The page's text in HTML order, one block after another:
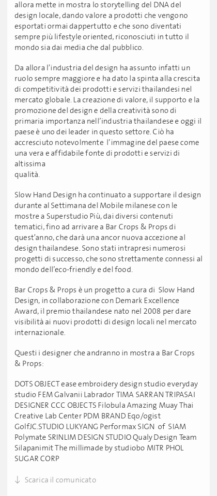
allora mette in mostra lo storytelling del DNA del
design locale, dando valore a prodotti che vengono
esportati ormai dappertutto e che sono diventati
sempre più lifestyle oriented, riconosciuti in tutto il
mondo sia dai media che dal pubblico.
Da allora l’industria del design ha assunto infatti un
ruolo sempre maggiore e ha dato la spinta alla crescita
di competitività dei prodotti e servizi thailandesi nel
mercato globale. La creazione di valore, il supporto e la
promozione del design e della creatività sono di
primaria importanza nell’industria thailandese e oggi il
paese è uno dei leader in questo settore. Ciò ha
accresciuto notevolmente l’immagine del paese come
una vera e affidabile fonte di prodotti e servizi di
altissima
qualità.
Slow Hand Design ha continuato a supportare il design
durante al Settimana del Mobile milanese con le
mostre a Superstudio Più, dai diversi contenuti
tematici, fino ad arrivare a Bar Crops & Props di
quest’anno, che darà una ancor nuova accezione al
design thailandese. Sono stati intrapresi numerosi
progetti di successo, che sono strettamente connessi al
mondo dell’eco-friendly e del food.
Bar Crops & Props è un progetto a cura di Slow Hand
Design, in collaborazione con Demark Excellence
Award, il premio thailandese nato nel 2008 per dare
visibilità ai nuovi prodotti di design locali nel mercato
internazionale.
Questi i designer che andranno in mostra a Bar Crops
& Props:
DOTS OBJECT ease embroidery design studio everyday
studio FEM Galvanii Labrador TIMA SARRAN TRIPASAI
DESIGNER CCC OBJECTS Filobula Amazing Muay Thai
Creative Lab Center PDM BRAND Eqo/ogist
GolfJC.STUDIO LUKYANG Performax SIGN of SIAM
Polymate SRINLIM DESIGN STUDIO Qualy Design Team
Silapanimit The millimade by studiobo MITR PHOL
SUGAR CORP
Scarica il comunicato